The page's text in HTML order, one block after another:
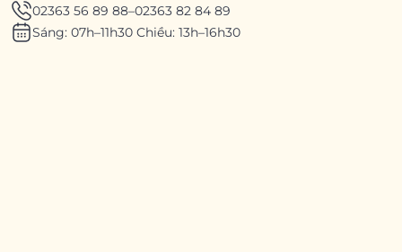
02363 56 89 88–02363 82 84 89
Sáng: 07h–11h30 Chiều: 13h–16h30